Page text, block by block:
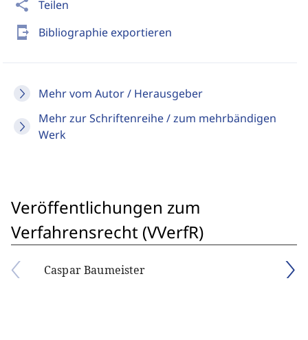
share Teilen
send_to_mobile Bibliographie exportieren
Mehr vom Autor / Herausgeber
Mehr zur Schriftenreihe / zum mehrbändigen
Werk
Veröffentlichungen zum
Verfahrensrecht (VVerfR)
Caspar Baumeister